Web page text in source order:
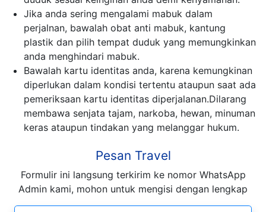
Jika anda sering mengalami mabuk dalam
perjalnan, bawalah obat anti mabuk, kantung
plastik dan pilih tempat duduk yang memungkinkan
anda menghindari mabuk.
Bawalah kartu identitas anda, karena kemungkinan
diperlukan dalam kondisi tertentu ataupun saat ada
pemeriksaan kartu identitas diperjalanan.Dilarang
membawa senjata tajam, narkoba, hewan, minuman
keras ataupun tindakan yang melanggar hukum.
Pesan Travel
Formulir ini langsung terkirim ke nomor WhatsApp
Admin kami, mohon untuk mengisi dengan lengkap